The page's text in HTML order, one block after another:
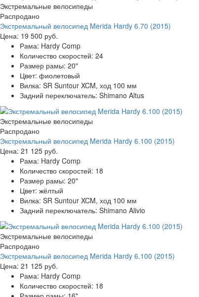
Экстремальные велосипеды
Распродано
Экстремальный велосипед Merida Hardy 6.70 (2015)
Цена: 19 500 руб.
Рама: Hardy Comp
Количество скоростей: 24
Размер рамы: 20"
Цвет: фиолетовый
Вилка: SR Suntour XCM, ход 100 мм
Задний переключатель: Shimano Altus
Экстремальные велосипеды
Распродано
Экстремальный велосипед Merida Hardy 6.100 (2015)
Цена: 21 125 руб.
Рама: Hardy Comp
Количество скоростей: 18
Размер рамы: 20"
Цвет: жёлтый
Вилка: SR Suntour XCM, ход 100 мм
Задний переключатель: Shimano Alivio
Экстремальные велосипеды
Распродано
Экстремальный велосипед Merida Hardy 6.100 (2015)
Цена: 21 125 руб.
Рама: Hardy Comp
Количество скоростей: 18